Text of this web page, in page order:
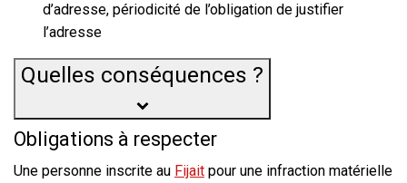
d’adresse, périodicité de l’obligation de justifier
l’adresse
Quelles conséquences ?
Obligations à respecter
Une personne inscrite au Fijait pour une infraction matérielle